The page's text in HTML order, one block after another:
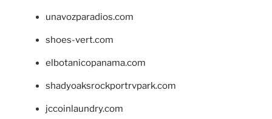
unavozparadios.com
shoes-vert.com
elbotanicopanama.com
shadyoaksrockportrvpark.com
jccoinlaundry.com